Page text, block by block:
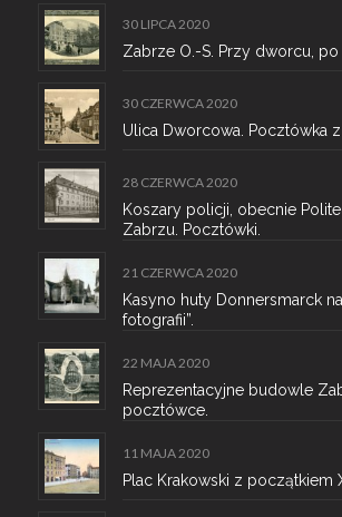
30 LIPCA 2020
Zabrze O.-S. Przy dworcu, po
30 CZERWCA 2020
Ulica Dworcowa. Pocztówka
28 CZERWCA 2020
Koszary policji, obecnie
Zabrzu. Pocztówki.
21 CZERWCA 2020
Kasyno huty Donnersmarck
fotografii”.
22 MAJA 2020
Reprezentacyjne budowle
pocztówce.
11 MAJA 2020
Plac Krakowski z początkiem